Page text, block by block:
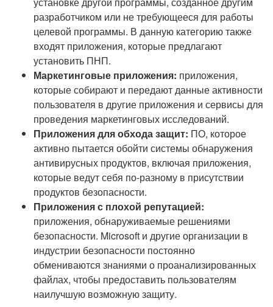
разработчиком или не требующееся для работы
целевой программы. В данную категорию также
входят приложения, которые предлагают
установить ПНП.
Маркетинговые приложения: приложения,
которые собирают и передают данные активности
пользователя в другие приложения и сервисы для
проведения маркетинговых исследований.
Приложения для обхода защит: ПО, которое
активно пытается обойти системы обнаружения
антивирусных продуктов, включая приложения,
которые ведут себя по-разному в присутствии
продуктов безопасности.
Приложения с плохой репутацией:
приложения, обнаруживаемые решениями
безопасности. Microsoft и другие организации в
индустрии безопасности постоянно
обмениваются знаниями о проанализированных
файлах, чтобы предоставить пользователям
наилучшую возможную защиту.